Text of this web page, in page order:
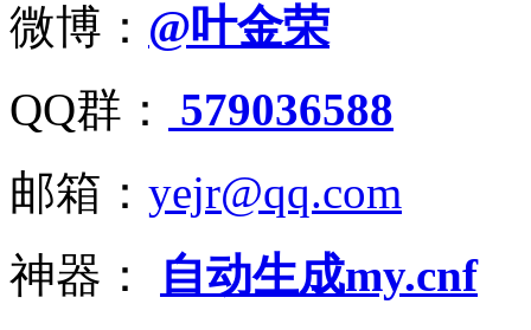
微博： @叶金荣
QQ群：
579036588
邮箱： yejr@qq.com
神器：
自动生成my.cnf